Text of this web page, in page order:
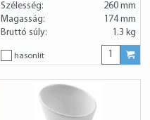
Szélesség:
260 mm
Magasság:
174 mm
Bruttó súly:
1.3 kg
hasonlít